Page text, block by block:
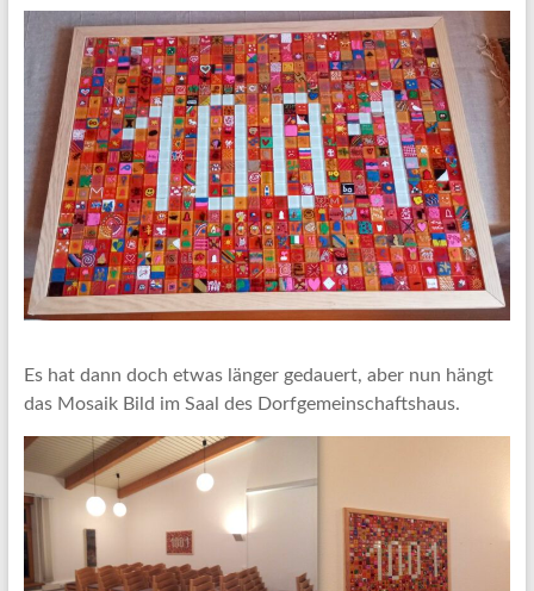
Es hat dann doch etwas länger gedauert, aber nun hängt
das Mosaik Bild im Saal des Dorfgemeinschaftshaus.